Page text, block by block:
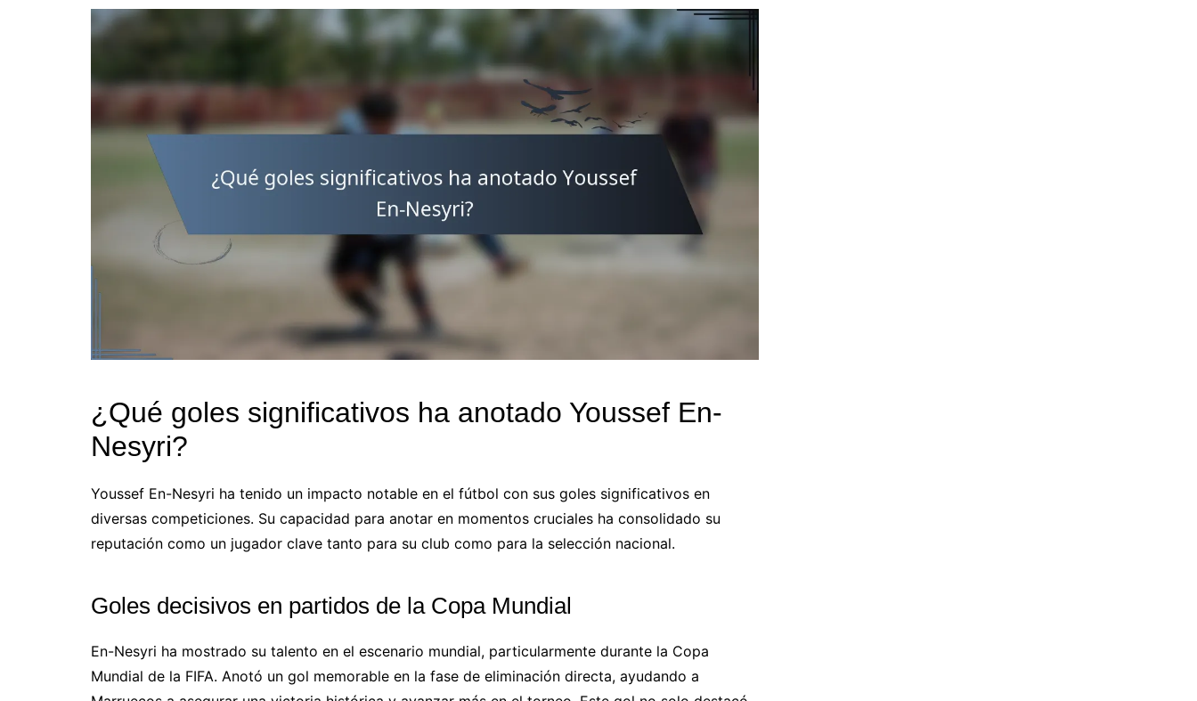
¿Qué goles significativos ha anotado Youssef En-
Nesyri?
Youssef En-Nesyri ha tenido un impacto notable en el fútbol con sus goles significativos en
diversas competiciones. Su capacidad para anotar en momentos cruciales ha consolidado su
reputación como un jugador clave tanto para su club como para la selección nacional.
Goles decisivos en partidos de la Copa Mundial
En-Nesyri ha mostrado su talento en el escenario mundial, particularmente durante la Copa
Mundial de la FIFA. Anotó un gol memorable en la fase de eliminación directa, ayudando a